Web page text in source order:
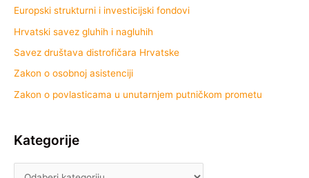
Europski strukturni i investicijski fondovi
Hrvatski savez gluhih i nagluhih
Savez društava distrofičara Hrvatske
Zakon o osobnoj asistenciji
Zakon o povlasticama u unutarnjem putničkom prometu
Kategorije